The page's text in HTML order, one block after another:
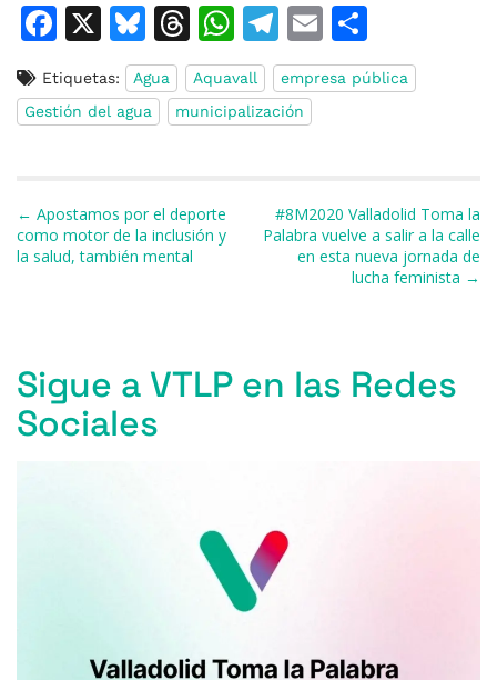
F
c
e
o
o
k
X
Bl
u
e
s
y
T
h
re
a
s
W
h
at
s
T
el
e
gr
m
E
m
ai
o
m
ti
r
Etiquetas: Agua Aquavall
empresa pública
Gestión del agua
municipalización
Navegación de entradas
← Apostamos por el deporte
como motor de la inclusión y
la salud, también mental
#8M2020 Valladolid Toma la
Palabra vuelve a salir a la calle
en esta nueva jornada de
lucha feminista →
Sigue a VTLP en las Redes
Sociales